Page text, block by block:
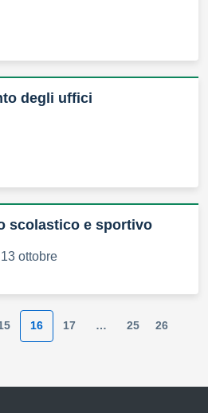
degli uffici
scolastico e sportivo
ottobre
16 17 … 25 26